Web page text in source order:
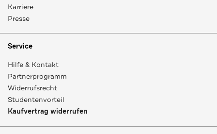
Karriere
Presse
Service
Hilfe & Kontakt
Partnerprogramm
Widerrufsrecht
Studentenvorteil
Kaufvertrag widerrufen